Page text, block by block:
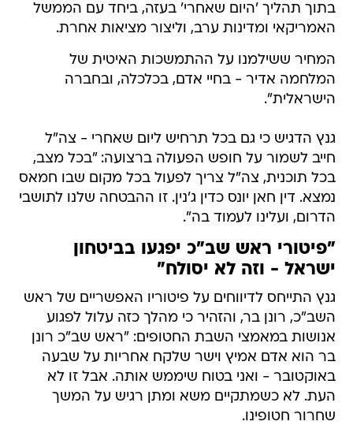
בתוך תהליך 'היום שאחרי' בעזה, ביחד עם הממשל
האמריקאי ומדינות ערב, וליצור מציאות אחרת.
המחיר ששילמנו על ההתמשכות האיטית של
המלחמה אדיר - בחיי אדם, בכלכלה, ובחברה
הישראלית".
גנץ הדגיש כי גם בכל תרחיש ליום שאחרי - צה"ל
חייב לשמור על חופש הפעולה ברצועה: "בכל מצב,
בכל תוכנית, צה"ל צריך לפעול בכל מקום שבו חמאס
נמצא. דין חאן יונס כדין ג'נין. זו ההבטחה שלנו לתושבי
הדרום, ועלינו לעמוד בה".
"פיטורי ראש שב"כ יפגעו בביטחון
ישראל - וזה לא יסולח"
גנץ התייחס לדיווחים על פיטוריו האפשריים של ראש
השב"כ, רונן בר, והזהיר כי מהלך כזה עלול לפגוע
אנושות במאמצי השבת החטופים: "ראש שב"כ רונן
בר הוא אדם אמיץ וישר שלקח אחריות על שבעה
באוקטובר - ואני בטוח שיממש אותה. אבל זו לא
העת. לא כשמתקיים משא ומתן רגיש על המשך
שחרור חטופינו.